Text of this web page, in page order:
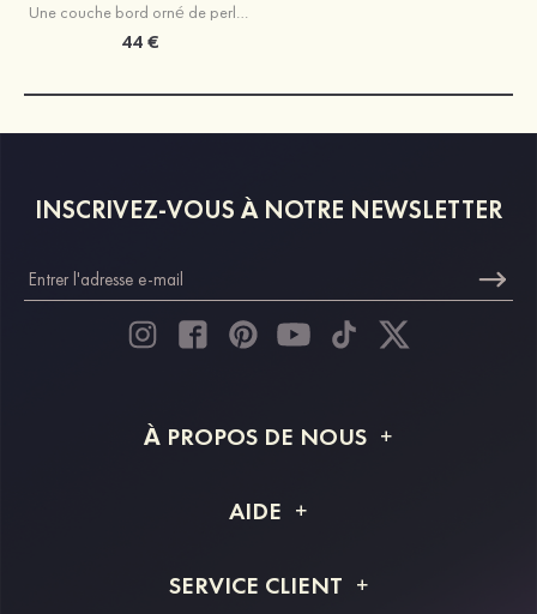
Une couche bord orné de perle tulle voiles de mariée cathédrale avec fleur
44 €
INSCRIVEZ-VOUS À NOTRE NEWSLETTER
À PROPOS DE NOUS
Livraison
AIDE
Retour et remboursement
SERVICE CLIENT